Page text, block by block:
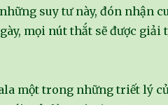
suy tư này, đón nhận
mọi nút thắt sẽ được giải
một trong những triết lý